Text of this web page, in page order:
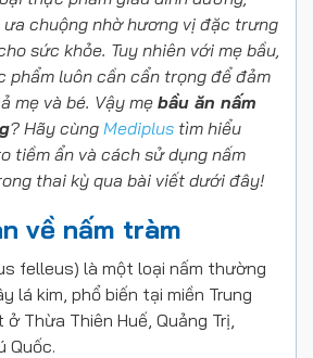
chuộng nhờ hương vị đặc trưng
sức khỏe. Tuy nhiên với mẹ bầu,
phẩm luôn cần cẩn trọng để đảm
mẹ và bé. Vậy mẹ bầu ăn nấm
? Hãy cùng Mediplus tìm hiểu
tiềm ẩn và cách sử dụng nấm
thai kỳ qua bài viết dưới đây!
về nấm tràm
felleus) là một loại nấm thường
lá kim, phổ biến tại miền Trung
Thừa Thiên Huế, Quảng Trị,
Quốc.